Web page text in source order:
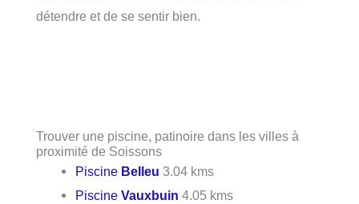
détendre et de se sentir bien.
Trouver une piscine, patinoire dans les villes à
proximité de Soissons
Piscine Belleu 3.04 kms
PiscineVauxbuin 4.05 kms